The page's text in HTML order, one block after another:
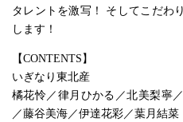
タレントを激写！ そしてこだわ
します！
【CONTENTS】
いぎなり東北産
橘花怜／律月ひかる／北美梨寧
／藤谷美海／伊達花彩／葉月結菜